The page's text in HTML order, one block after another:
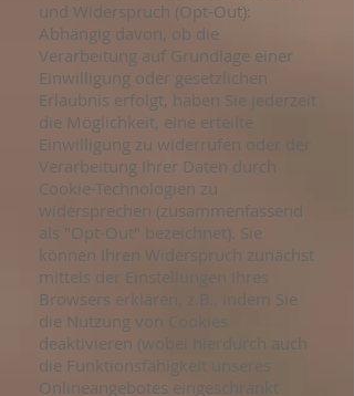
und Widerspruch (Opt-Out):
Abhängig davon, ob die
Verarbeitung auf Grundlage einer
Einwilligung oder gesetzlichen
Erlaubnis erfolgt, haben Sie jederzeit
die Möglichkeit, eine erteilte
Einwilligung zu widerrufen oder der
Verarbeitung Ihrer Daten durch
Cookie-Technologien zu
widersprechen (zusammenfassend
als "Opt-Out" bezeichnet). Sie
können Ihren Widerspruch zunächst
mittels der Einstellungen Ihres
Browsers erklären, z.B., indem Sie
die Nutzung von Cookies
deaktivieren (wobei hierdurch auch
die Funktionsfähigkeit unseres
Onlineangebotes eingeschränkt